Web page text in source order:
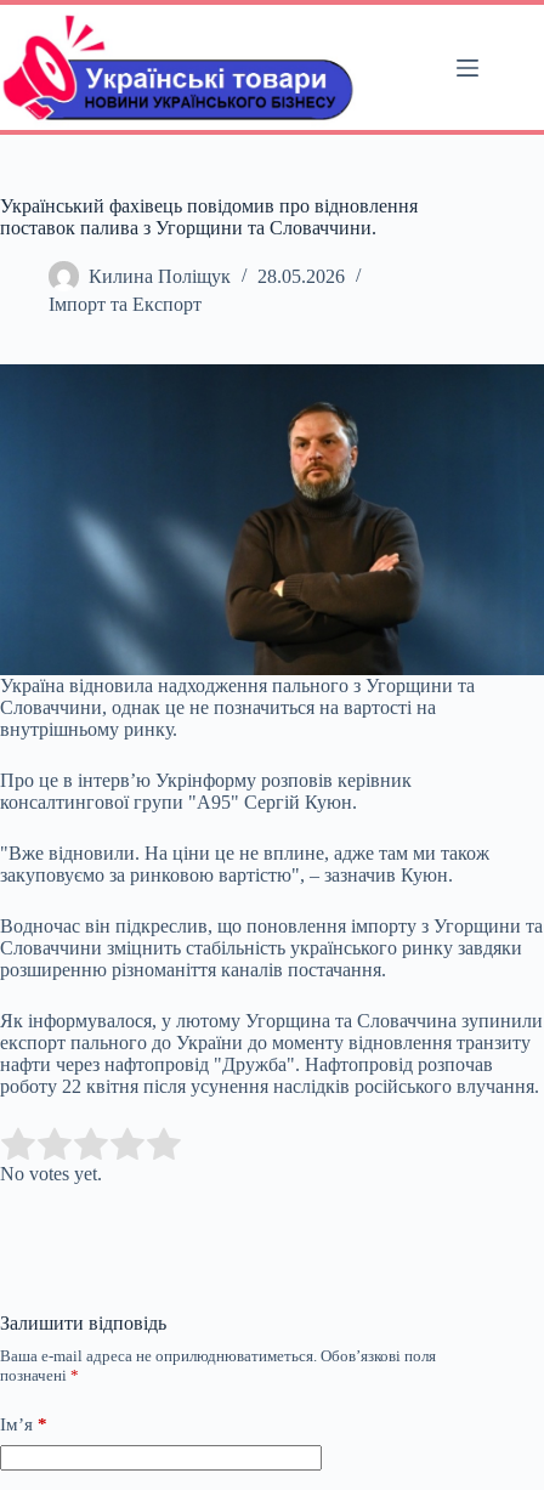
Перейти
вмісту
Український фахівець повідомив про відновлення
поставок палива з Угорщини та Словаччини.
Килина Поліщук
28.05.2026
Імпорт та Експорт
Україна відновила надходження пального з Угорщини та
Словаччини, однак це не позначиться на вартості на
внутрішньому ринку.
Про це в інтерв’ю Укрінформу розповів керівник
консалтингової групи "А95" Сергій Куюн.
"Вже відновили. На ціни це не вплине, адже там ми також
закуповуємо за ринковою вартістю", – зазначив Куюн.
Водночас він підкреслив, що поновлення імпорту з Угорщини та
Словаччини зміцнить стабільність українського ринку завдяки
розширенню різноманіття каналів постачання.
Як інформувалося, у лютому Угорщина та Словаччина зупинили
експорт пального до України до моменту відновлення транзиту
нафти через нафтопровід "Дружба". Нафтопровід розпочав
роботу 22 квітня після усунення наслідків російського влучання.
Rate this item:
No votes yet.
Залишити відповідь
Ваша e-mail адреса не оприлюднюватиметься. Обов’язкові поля
позначені *
Ім’я *